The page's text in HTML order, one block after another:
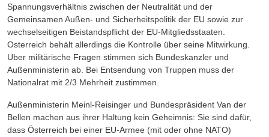
Spannungsverhältnis zwischen der Neutralität und der
Gemeinsamen Außen- und Sicherheitspolitik der EU sowie zur
wechselseitigen Beistandspflicht der EU-Mitgliedsstaaten.
Osterreich behält allerdings die Kontrolle über seine Mitwirkung.
Uber militärische Fragen stimmen sich Bundeskanzler und
Außenministerin ab. Bei Entsendung von Truppen muss der
Nationalrat mit 2/3 Mehrheit zustimmen.
Außenministerin Meinl-Reisinger und Bundespräsident Van der
Bellen machen aus ihrer Haltung kein Geheimnis: Sie sind dafür,
dass Österreich bei einer EU-Armee (mit oder ohne NATO)